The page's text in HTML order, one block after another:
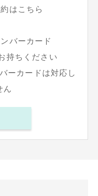
はこちら
バーカード
持ちください
ーカードは対応し
ん